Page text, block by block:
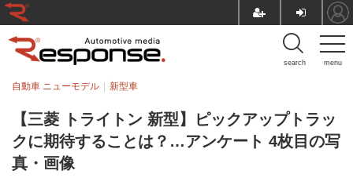
menu
search
【三菱 トライトン 新型】ピックアップトラッ
クに期待することは？…アンケート 4枚目の写
真・画像
自動車 ニューモデル 新型車